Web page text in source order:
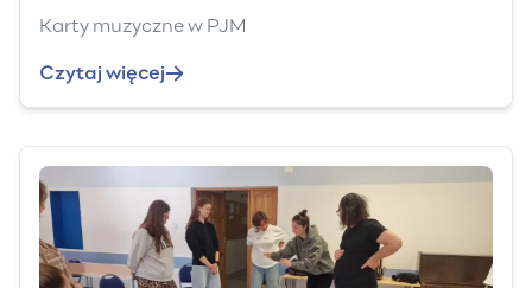
Karty muzyczne w PJM
Czytaj więcej